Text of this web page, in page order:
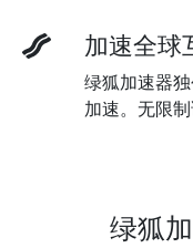
加速全球
绿狐加速器
加速。无限制
绿狐